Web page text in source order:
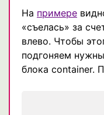
На примере
«съелась» за
влево. Чтобы
подгоняем
блока container.